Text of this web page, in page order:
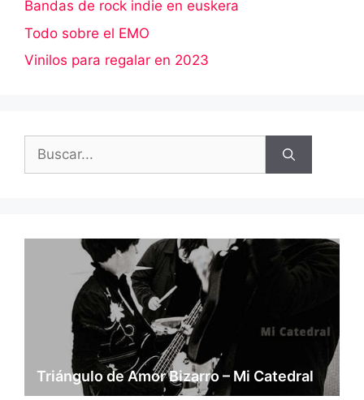
Bandas de rock indie en euskera
Todo sobre el EMO
Vinilos para regalar en 2023
Buscar:
Triángulo de Amor Bizarro – Mi Catedral